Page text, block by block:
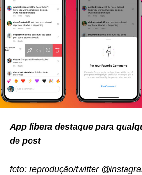
App libera destaque para
de post
foto: reprodução/twitter